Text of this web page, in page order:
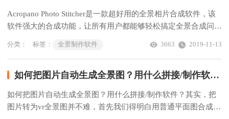
Acropano Photo Stitcher是一款超好用的全景相片合成软件，该
软件强大的合成功能，让所有用户都能够轻松搞定全景合成问
分类： 标签： 全景制作软件 2019-11-13
3663
如何把图片自动生成全景图？用什么拼接/制作软件？
如何把图片自动生成全景图？用什么拼接/制作软件？其实，把
图片转为vr全景图并不难，首先我们得明白用普通平面图合成